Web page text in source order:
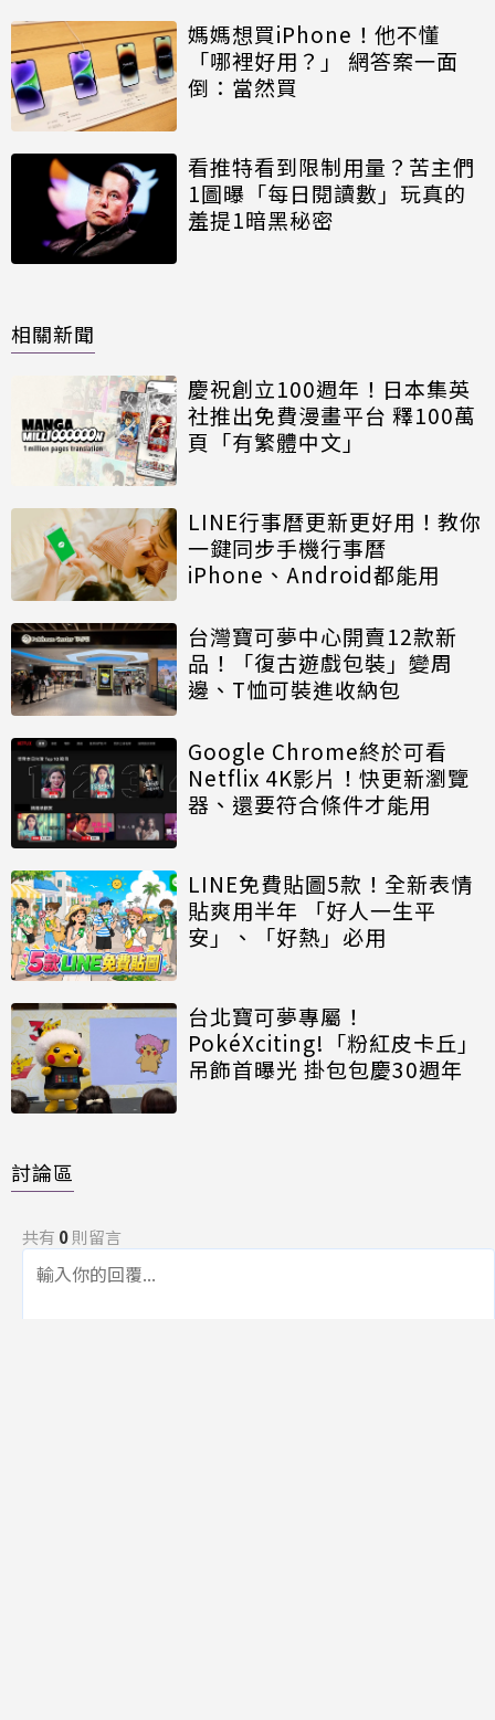
媽媽想買iPhone！他不懂
「哪裡好用？」 網答案一面
倒：當然買
看推特看到限制用量？苦主們
1圖曝「每日閱讀數」玩真的
羞提1暗黑秘密
相關新聞
慶祝創立100週年！日本集英
社推出免費漫畫平台 釋100萬
頁「有繁體中文」
LINE行事曆更新更好用！教你
一鍵同步手機行事曆
iPhone、Android都能用
台灣寶可夢中心開賣12款新
品！「復古遊戲包裝」變周
邊、T恤可裝進收納包
Google Chrome終於可看
Netflix 4K影片！快更新瀏覽
器、還要符合條件才能用
LINE免費貼圖5款！全新表情
貼爽用半年 「好人一生平
安」、「好熱」必用
台北寶可夢專屬！
PokéXciting!「粉紅皮卡丘」
吊飾首曝光 掛包包慶30週年
討論區
共有 0則留言